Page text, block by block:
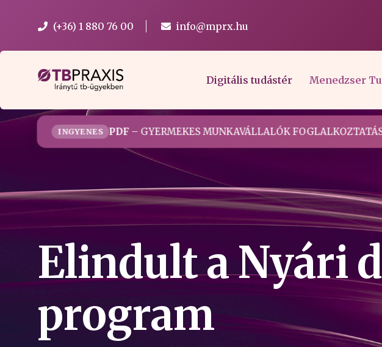
(+36) 1 880 76 00 info@mprx.hu
Digitális tudástér Menedzser
INGYENES PDF– GYERMEKES MUNKAVÁLLALÓK
Elindult a Nyári
program